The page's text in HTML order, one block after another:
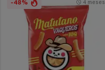
-48% 4 meses